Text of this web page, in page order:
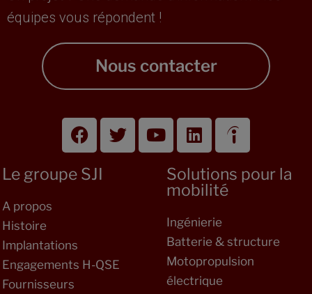
équipes vous répondent !
Nous contacter
Le groupe SJI
A propos
Histoire
Implantations
Engagements H-QSE
Fournisseurs
Solutions pour la
mobilité
Ingénierie
Batterie & structure
Motopropulsion
électrique